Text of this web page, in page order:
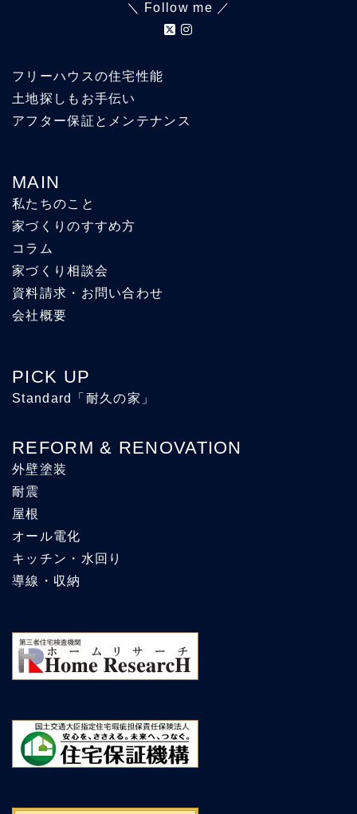
＼ Follow me ／
フリーハウスの住宅性能
土地探しもお手伝い
アフター保証とメンテナンス
MAIN
私たちのこと
家づくりのすすめ方
コラム
家づくり相談会
資料請求・お問い合わせ
会社概要
PICK UP
Standard「耐久の家」
REFORM & RENOVATION
外壁塗装
耐震
屋根
オール電化
キッチン・水回り
導線・収納